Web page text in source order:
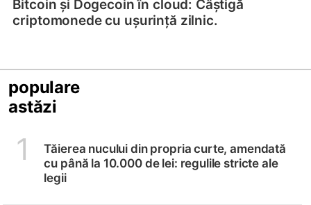
Bitcoin și Dogecoin în cloud: Câștigă
criptomonede cu ușurință zilnic.
populare
astăzi
1
Tăierea nucului din propria curte, amendată
cu până la 10.000 de lei: regulile stricte ale
legii